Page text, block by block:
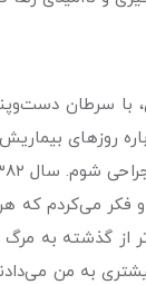
تهران در بستر
و فکر می‌کردم
گذشته به مرگ
به من